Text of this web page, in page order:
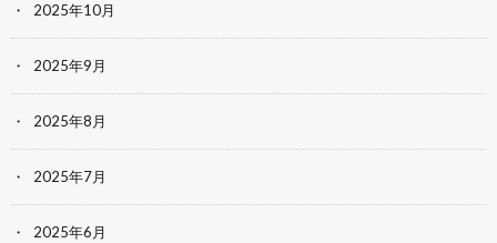
2025年10月
2025年9月
2025年8月
2025年7月
2025年6月